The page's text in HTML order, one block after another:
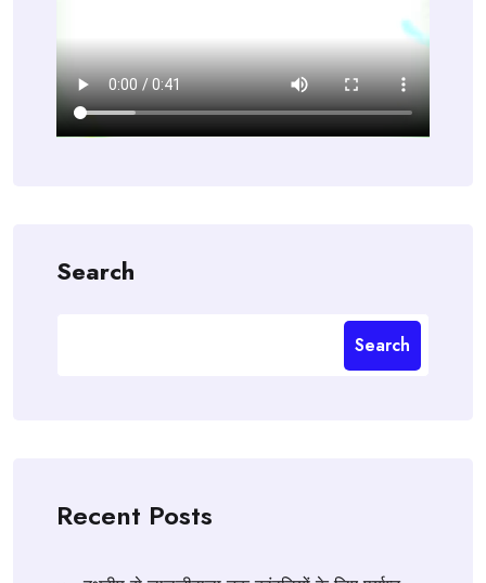
Search
Search
Recent Posts